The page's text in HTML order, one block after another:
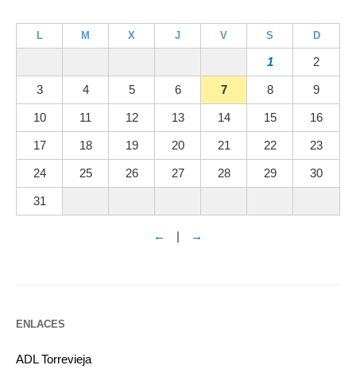
L M X J V S D
1 2
3 4 5 6 7 8 9
10 11 12 13 14 15 16
17 18 19 20 21 22 23
24 25 26 27 28 29 30
31
← | →
ENLACES
ADL Torrevieja